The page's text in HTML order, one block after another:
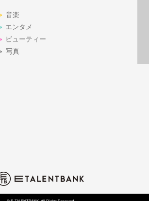
音楽
エンタメ
ビューティー
写真